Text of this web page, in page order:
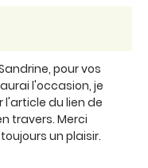
pour vos
l'occasion, je
du lien de
travers. Merci
un plaisir.